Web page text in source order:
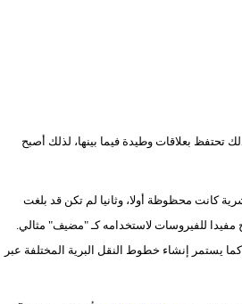
تحتفظ بعلاقات وطيدة فيما بينها، لذلك أصبح
كانت محظوظة أولا، وثانيا لم تكن قد بلغت
مفيدا للفيروسات لاستخدامه كـ "مضيف" مثالي.
يستمر إنشاء خطوط النقل البرية المختلفة عبر